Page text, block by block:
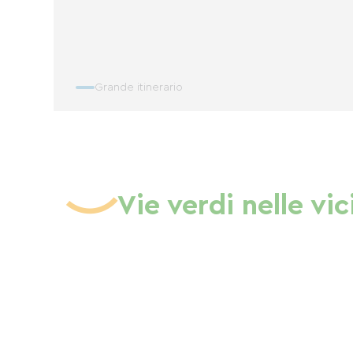
Grande itinerario
Vie verdi nelle